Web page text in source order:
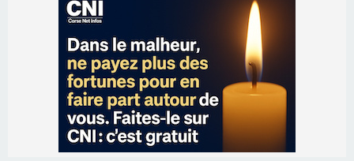
Les brèves
06/08/2026 15:57
Ucciani – Marché des producteurs à Cruculi le
06/08/2026 15:25
Corte – L’association A Nuciola organise une